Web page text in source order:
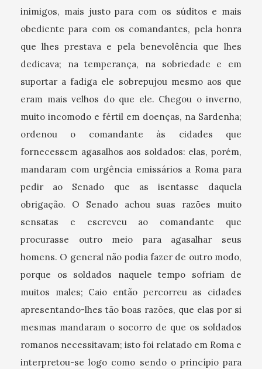
inimigos, mais justo para com os súditos e mais
obediente para com os comandantes, pela honra
que lhes prestava e pela benevolência que lhes
dedicava; na temperança, na sobriedade e em
suportar a fadiga ele sobrepujou mesmo aos que
eram mais velhos do que ele. Chegou o inverno,
muito incomodo e fértil em doenças, na Sardenha;
ordenou o comandante às cidades que
fornecessem agasalhos aos soldados: elas, porém,
mandaram com urgência emissários a Roma para
pedir ao Senado que as isentasse daquela
obrigação. O Senado achou suas razões muito
sensatas e escreveu ao comandante que
procurasse outro meio para agasalhar seus
homens. O general não podia fazer de outro modo,
porque os soldados naquele tempo sofriam de
muitos males; Caio então percorreu as cidades
apresentando-lhes tão boas razões, que elas por si
mesmas mandaram o socorro de que os soldados
romanos necessitavam; isto foi relatado em Roma e
interpretou-se logo como sendo o princípio para